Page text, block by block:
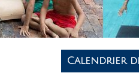
Calendrier